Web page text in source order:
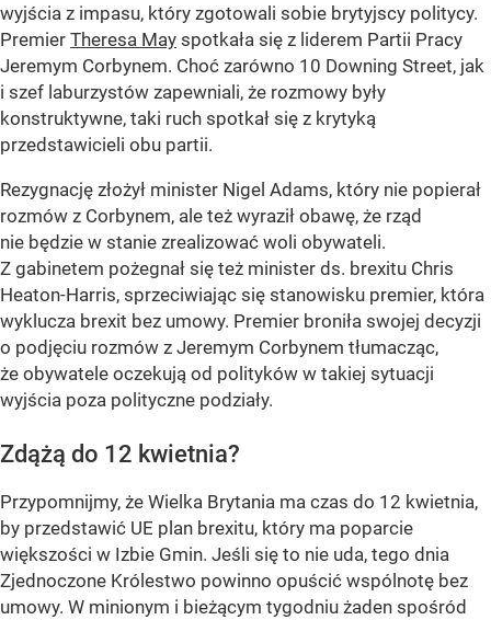
wyjścia z impasu, który zgotowali sobie brytyjscy politycy.
Premier Theresa May spotkała się z liderem Partii Pracy
Jeremym Corbynem. Choć zarówno 10 Downing Street, jak
i szef laburzystów zapewniali, że rozmowy były
konstruktywne, taki ruch spotkał się z krytyką
przedstawicieli obu partii.
Rezygnację złożył minister Nigel Adams, który nie popierał
rozmów z Corbynem, ale też wyraził obawę, że rząd
nie będzie w stanie zrealizować woli obywateli.
Z gabinetem pożegnał się też minister ds. brexitu Chris
Heaton-Harris, sprzeciwiając się stanowisku premier, która
wyklucza brexit bez umowy. Premier broniła swojej decyzji
o podjęciu rozmów z Jeremym Corbynem tłumacząc,
że obywatele oczekują od polityków w takiej sytuacji
wyjścia poza polityczne podziały.
Zdążą do 12 kwietnia?
Przypomnijmy, że Wielka Brytania ma czas do 12 kwietnia,
by przedstawić UE plan brexitu, który ma poparcie
większości w Izbie Gmin. Jeśli się to nie uda, tego dnia
Zjednoczone Królestwo powinno opuścić wspólnotę bez
umowy. W minionym i bieżącym tygodniu żaden spośród